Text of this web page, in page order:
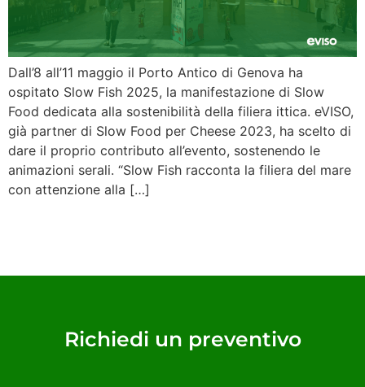
Dall’8 all’11 maggio il Porto Antico di Genova ha
ospitato Slow Fish 2025, la manifestazione di Slow
Food dedicata alla sostenibilità della filiera ittica. eVISO,
già partner di Slow Food per Cheese 2023, ha scelto di
dare il proprio contributo all’evento, sostenendo le
animazioni serali. “Slow Fish racconta la filiera del mare
con attenzione alla […]
Richiedi un preventivo